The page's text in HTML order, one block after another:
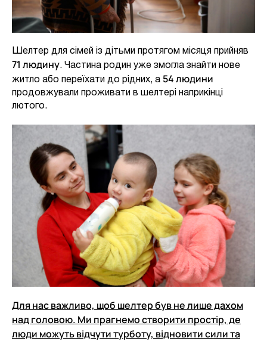
Шелтер для сімей із дітьми протягом місяця прийняв
71 людину. Частина родин уже змогла знайти нове
житло або переїхати до рідних, а 54 людини
продовжували проживати в шелтері наприкінці
лютого.
Для нас важливо, щоб шелтер був не лише дахом
над головою. Ми прагнемо створити простір, де
люди можуть відчути турботу, відновити сили та